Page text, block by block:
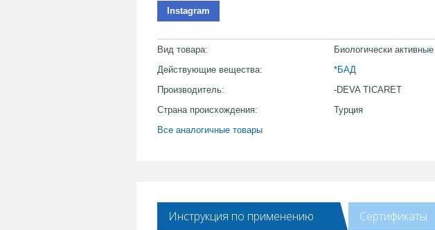
Instagram
Вид товара:
Биологически
Действующие вещества:
*БАД
Производитель:
-DEVA TICARET
Страна происхождения:
Турция
Все аналогичные товары
Инструкция по применению Сертификаты